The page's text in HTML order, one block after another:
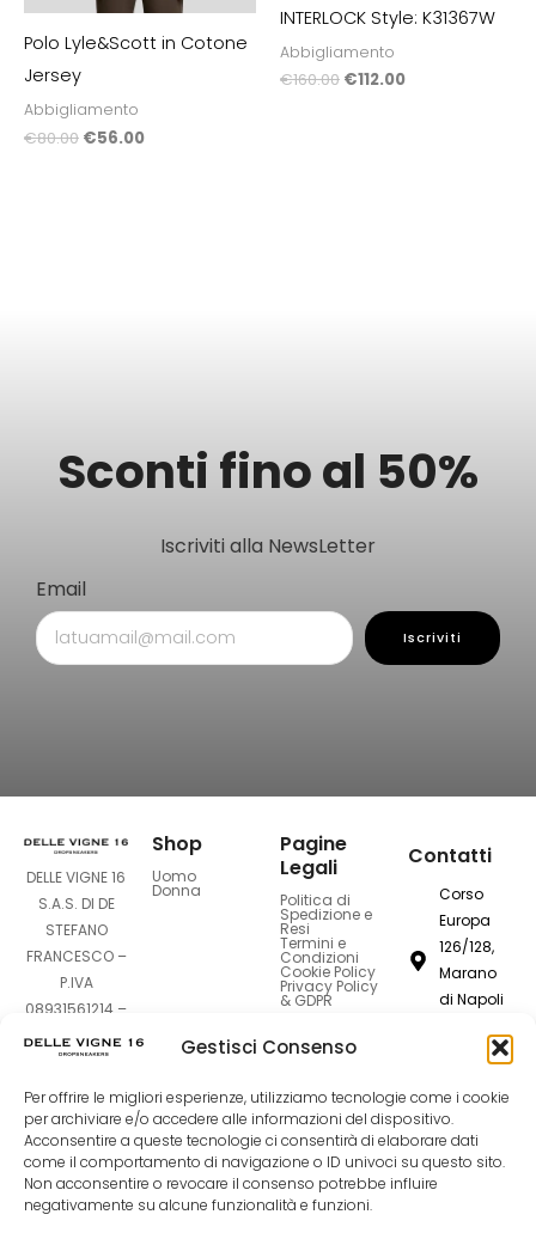
Gestisci Consenso
Per offrire le migliori esperienze, utilizziamo tecnologie come i cookie
per archiviare e/o accedere alle informazioni del dispositivo.
Acconsentire a queste tecnologie ci consentirà di elaborare dati
come il comportamento di navigazione o ID univoci su questo sito.
Non acconsentire o revocare il consenso potrebbe influire
negativamente su alcune funzionalità e funzioni.
Polo Lyle&Scott in Cotone
Jersey
Abbigliamento
€80.00 €56.00
INTERLOCK Style: K31367W
Abbigliamento
€160.00 €112.00
Sconti fino al 50%
Iscriviti alla NewsLetter
Email
Iscriviti
DELLE VIGNE 16
S.A.S. DI DE
STEFANO
FRANCESCO –
P.IVA
08931561214 –
Sede Legale:
Corso Europa
126-128 –
80016 Marano
di Napoli (NA)
F
I
T
Shop
Uomo
Donna
Pagine
Legali
Politica di
Spedizione e
Resi
Termini e
Condizioni
Cookie Policy
Privacy Policy
& GDPR
Contatti
Corso
Europa
126/128,
Marano
di Napoli
081
7420994